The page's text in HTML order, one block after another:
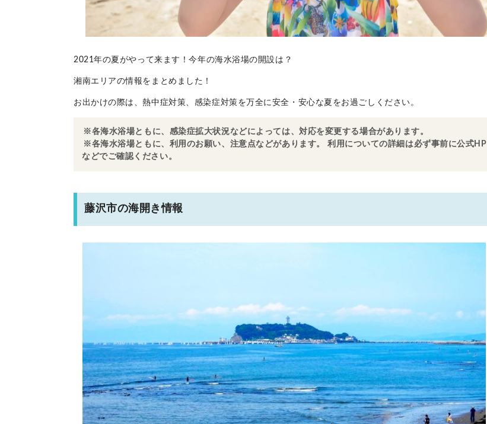
2021年の夏がやって来ます！今年の海水浴場の開設は？
湘南エリアの情報をまとめました！
お出かけの際は、熱中症対策、感染症対策を万全に安全・安心な夏をお過ごしください。
※各海水浴場ともに、感染症拡大状況などによっては、対応を変更する場合があります。
※各海水浴場ともに、利用のお願い、注意点などがあります。
利用についての詳細は必ず事前に公式HP
などでご確認ください。
藤沢市の海開き情報